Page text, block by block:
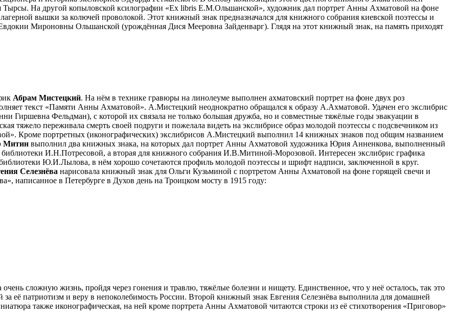
Тырсы. На другой копыловской ксилографии «Ex libris Е.М.Ольшанской», художник дал портрет Анны Ахматовой на фоне
вышки за колючей проволокой. Этот книжный знак предназначался для книжного собрания киевской поэтессы и
Мироновны Ольшанской (урождённая Дися Мееровна Зайденварг). Глядя на этот книжный знак, на память приходят
Абрам Мистецкий. На нём в технике гравюры на линолеуме выполнен ахматовский портрет на фоне двух роз
текст «Памяти Анны Ахматовой». А.Мистецкий неоднократно обращался к образу А.Ахматовой. Удачен его экслибрис
Гиршевна Фельдман), с которой их связала не только большая дружба, но и совместные тяжёлые годы эвакуации в
тяжело переживала смерть своей подруги и пожелала видеть на экслибрисе образ молодой поэтессы с подсвечником из
Кроме портретных (иконографических) экслибрисов А.Мистецкий выполнил 14 книжных знаков под общим названием
Митин выполнил два книжных знака, на которых дал портрет Анны Ахматовой художника Юрия Анненкова, выполненный
библиотеки И.Н.Потресовой, а вторая для книжного собрания И.В.Митиной-Морозовой. Интересен экслибрис графика
Ю.И.Лылова, в нём хорошо сочетаются профиль молодой поэтессы и шрифт надписи, заключенной в круг.
Селезнёва нарисовала книжный знак для Ольги Кузьминой с портретом Анны Ахматовой на фоне горящей свечи и
написанное в Петербурге в Духов день на Троицком мосту в 1915 году:
сложную жизнь, пройдя через гонения и травлю, тяжёлые болезни и нищету. Единственное, что у неё осталось, так это
за её патриотизм и веру в непоколебимость России. Второй книжный знак Евгения Селезнёва выполнила для домашней
также иконографическая, на ней кроме портрета Анны Ахматовой читаются строки из её стихотворения «Приговор»